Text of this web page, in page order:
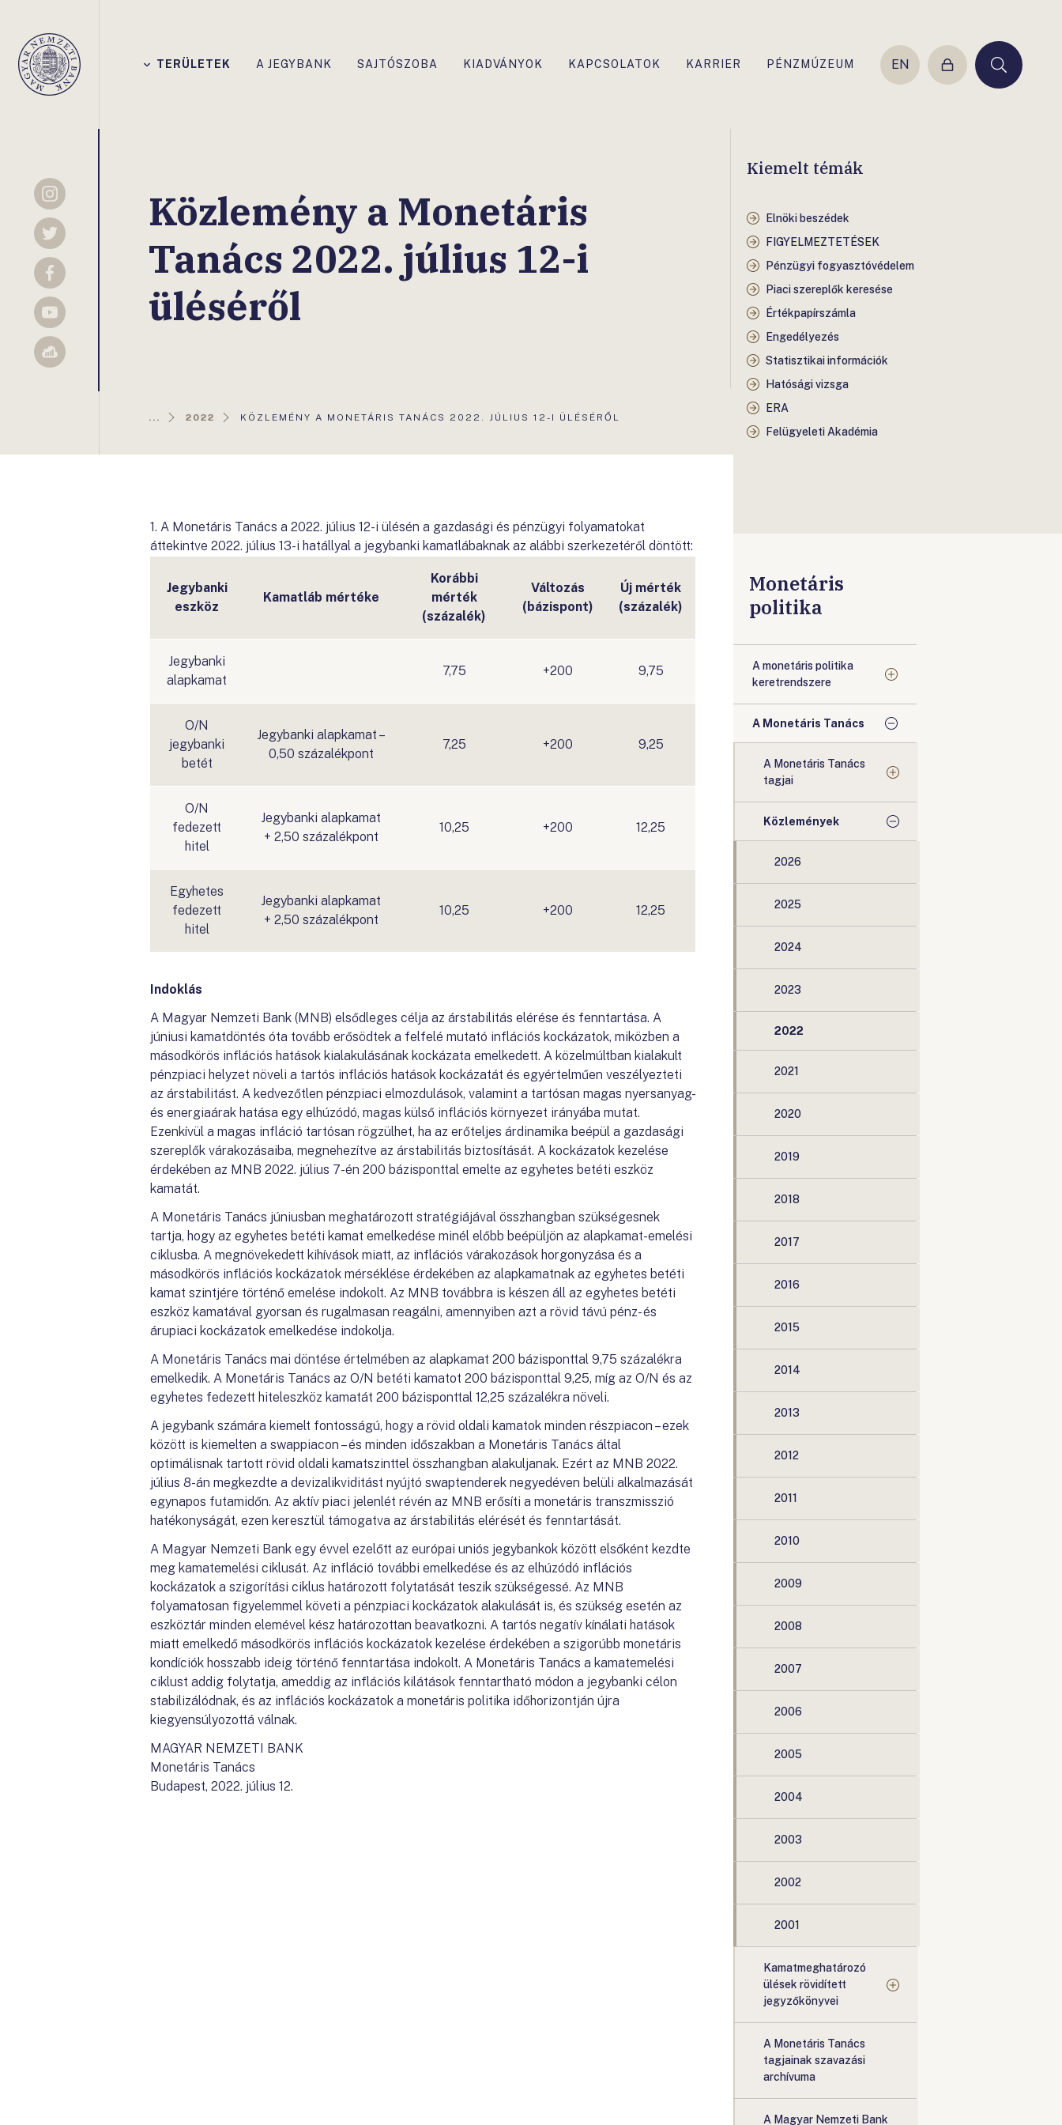
Magyar
Nemzeti
TERÜLETEK A JEGYBANK SAJTÓSZOBA KIADVÁNYOK KAPCSOLATOK KARRIER PÉNZMÚZEUM EN
Belépés Keresés
Instagram
Twitter
Facebook
YouTube
Sellsy
Közlemény a Monetáris
Tanács 2022. július 12-i
üléséről
... 2022
AKTUÁLIS
KÖZLEMÉNY A MONETÁRIS TANÁCS 2022. JÚLIUS 12-I ÜLÉSÉRŐL
Kiemelt témák
Elnöki beszédek
FIGYELMEZTETÉSEK
Pénzügyi fogyasztóvédelem
Piaci szereplők keresése
Értékpapírszámla
Engedélyezés
Statisztikai információk
Hatósági vizsga
ERA
Felügyeleti Akadémia
1. A Monetáris Tanács a 2022. július 12-i ülésén a gazdasági és pénzügyi folyamatokat
áttekintve 2022. július 13-i hatállyal a jegybanki kamatlábaknak az alábbi szerkezetéről döntött:
Jegybanki
eszköz
Kamatláb mértéke
Korábbi
mérték
(százalék)
Változás
(bázispont)
Új mérték
(százalék)
Jegybanki
alapkamat
7,75 +200 9,75
O/N
jegybanki
betét
Jegybanki alapkamat –
0,50 százalékpont
7,25 +200 9,25
O/N
fedezett
hitel
Jegybanki alapkamat
+ 2,50 százalékpont
10,25 +200 12,25
Egyhetes
fedezett
hitel
Jegybanki alapkamat
+ 2,50 százalékpont
10,25 +200 12,25
Indoklás
A Magyar Nemzeti Bank (MNB) elsődleges célja az árstabilitás elérése és fenntartása. A
júniusi kamatdöntés óta tovább erősödtek a felfelé mutató inflációs kockázatok, miközben a
másodkörös inflációs hatások kialakulásának kockázata emelkedett. A közelmúltban kialakult
pénzpiaci helyzet növeli a tartós inflációs hatások kockázatát és egyértelműen veszélyezteti
az árstabilitást. A kedvezőtlen pénzpiaci elmozdulások, valamint a tartósan magas nyersanyag-
és energiaárak hatása egy elhúzódó, magas külső inflációs környezet irányába mutat.
Ezenkívül a magas infláció tartósan rögzülhet, ha az erőteljes árdinamika beépül a gazdasági
szereplők várakozásaiba, megnehezítve az árstabilitás biztosítását. A kockázatok kezelése
érdekében az MNB 2022. július 7-én 200 bázisponttal emelte az egyhetes betéti eszköz
kamatát.
A Monetáris Tanács júniusban meghatározott stratégiájával összhangban szükségesnek
tartja, hogy az egyhetes betéti kamat emelkedése minél előbb beépüljön az alapkamat-emelési
ciklusba. A megnövekedett kihívások miatt, az inflációs várakozások horgonyzása és a
másodkörös inflációs kockázatok mérséklése érdekében az alapkamatnak az egyhetes betéti
kamat szintjére történő emelése indokolt. Az MNB továbbra is készen áll az egyhetes betéti
eszköz kamatával gyorsan és rugalmasan reagálni, amennyiben azt a rövid távú pénz- és
árupiaci kockázatok emelkedése indokolja.
A Monetáris Tanács mai döntése értelmében az alapkamat 200 bázisponttal 9,75 százalékra
emelkedik. A Monetáris Tanács az O/N betéti kamatot 200 bázisponttal 9,25, míg az O/N és az
egyhetes fedezett hiteleszköz kamatát 200 bázisponttal 12,25 százalékra növeli.
A jegybank számára kiemelt fontosságú, hogy a rövid oldali kamatok minden részpiacon – ezek
között is kiemelten a swappiacon – és minden időszakban a Monetáris Tanács által
optimálisnak tartott rövid oldali kamatszinttel összhangban alakuljanak. Ezért az MNB 2022.
július 8-án megkezdte a devizalikviditást nyújtó swaptenderek negyedéven belüli alkalmazását
egynapos futamidőn. Az aktív piaci jelenlét révén az MNB erősíti a monetáris transzmisszió
hatékonyságát, ezen keresztül támogatva az árstabilitás elérését és fenntartását.
A Magyar Nemzeti Bank egy évvel ezelőtt az európai uniós jegybankok között elsőként kezdte
meg kamatemelési ciklusát. Az infláció további emelkedése és az elhúzódó inflációs
kockázatok a szigorítási ciklus határozott folytatását teszik szükségessé. Az MNB
folyamatosan figyelemmel követi a pénzpiaci kockázatok alakulását is, és szükség esetén az
eszköztár minden elemével kész határozottan beavatkozni. A tartós negatív kínálati hatások
miatt emelkedő másodkörös inflációs kockázatok kezelése érdekében a szigorúbb monetáris
kondíciók hosszabb ideig történő fenntartása indokolt. A Monetáris Tanács a kamatemelési
ciklust addig folytatja, ameddig az inflációs kilátások fenntartható módon a jegybanki célon
stabilizálódnak, és az inflációs kockázatok a monetáris politika időhorizontján újra
kiegyensúlyozottá válnak.
MAGYAR NEMZETI BANK
Monetáris Tanács
Budapest, 2022. július 12.
Monetáris
politika
A monetáris politika
keretrendszere
A Monetáris Tanács
A Monetáris Tanács
tagjai
Közlemények
2026
2025
2024
2023
2022
2021
2020
2019
2018
2017
2016
2015
2014
2013
2012
2011
2010
2009
2008
2007
2006
2005
2004
2003
2002
2001
Kamatmeghatározó
ülések rövidített
jegyzőkönyvei
A Monetáris Tanács
tagjainak szavazási
archívuma
A Magyar Nemzeti Bank